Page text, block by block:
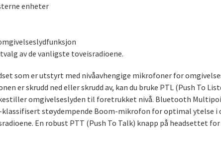
enheter
av de vanligste toveisradioene.
som er utstyrt med nivåavhengige mikrofoner for
er skrudd ned eller skrudd av, kan du bruke PTL (Push To
omgivelseslyden til foretrukket nivå. Bluetooth
støydempende Boom-mikrofon for optimal ytelse i
En robust PTT (Push To Talk) knapp på headsettet for